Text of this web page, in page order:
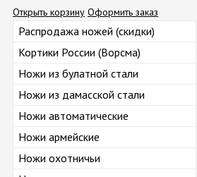
Открыть корзину Оформить заказ
Распродажа ножей (скидки)
Кортики России (Ворсма)
Ножи из булатной стали
Ножи из дамасской стали
Ножи автоматические
Ножи армейские
Ножи охотничьи